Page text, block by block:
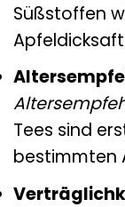
Süßstoffen
Tees sind
bestimmten